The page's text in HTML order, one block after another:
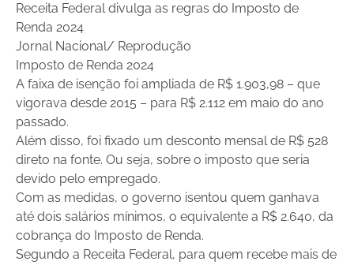
Receita Federal divulga as regras do Imposto de
Renda 2024
Jornal Nacional/ Reprodução
Imposto de Renda 2024
A faixa de isenção foi ampliada de R$ 1.903,98 – que
vigorava desde 2015 – para R$ 2.112 em maio do ano
passado.
Além disso, foi fixado um desconto mensal de R$ 528
direto na fonte. Ou seja, sobre o imposto que seria
devido pelo empregado.
Com as medidas, o governo isentou quem ganhava
até dois salários mínimos, o equivalente a R$ 2.640, da
cobrança do Imposto de Renda.
Segundo a Receita Federal, para quem recebe mais de